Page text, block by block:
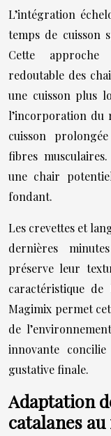
L’intégration
temps de cuisson
Cette approche
redoutable des
une cuisson plus
l’incorporation
cuisson
fibres
une chair
fondant.
Les crevettes et
dernières
préserve leur
caractéristique
Magimix permet
de
innovante
gustative finale.
Adaptation
catalanes